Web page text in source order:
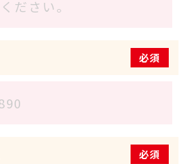
必須
必須